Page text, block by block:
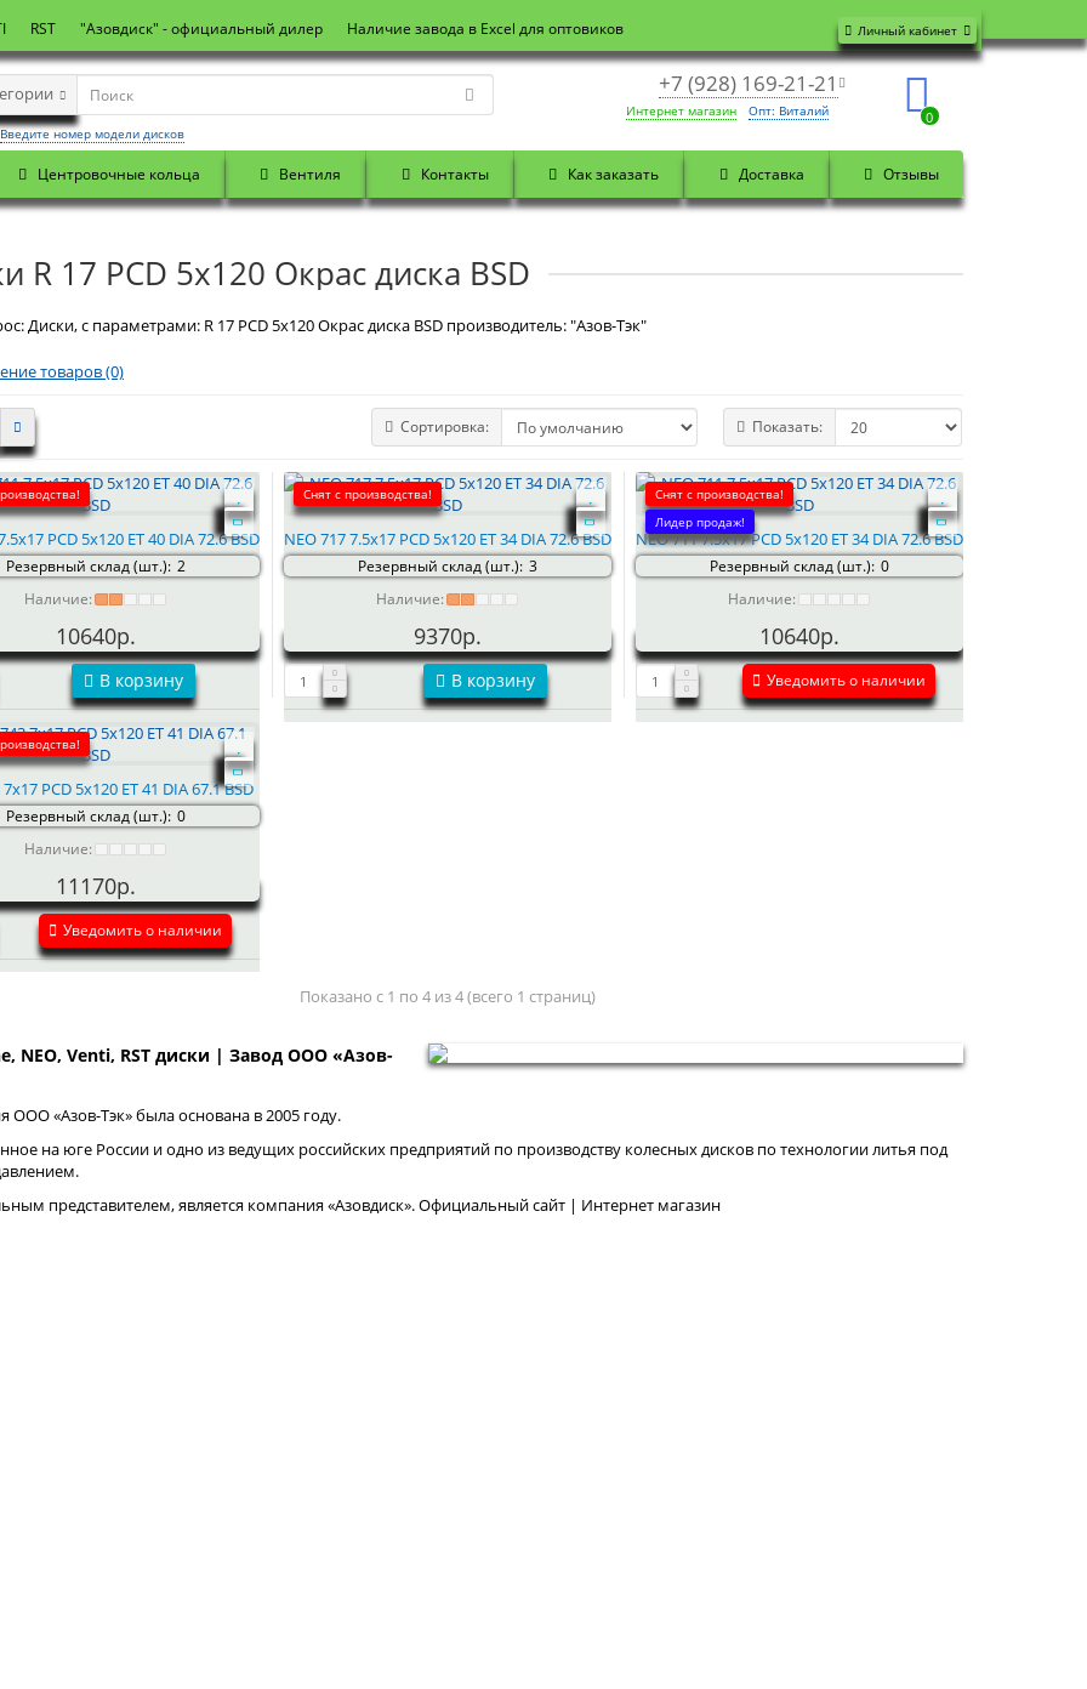
Личный кабинет
RST "Азовдиск" - официальный дилер Наличие завода в Excel для оптовиков
+7 (928) 169-21-21
Интернет магазин Опт: Виталий 0
Введите номер модели дисков
Центровочные кольца Вентиля Контакты Как заказать Доставка Отзывы
R 17 PCD 5x120 Окрас диска BSD
Диски, с параметрами: R 17 PCD 5x120 Окрас диска BSD производитель: "Азов-Тэк"
товаров (0)
Сортировка: Показать:
PCD 5x120 ET 40 DIA 72.6 BSD
Резервный склад (шт.): 2
Наличие:
10640р.
В корзину
Снят с производства!
NEO 717 7.5x17 PCD 5x120 ET 34 DIA 72.6 BSD
Резервный склад (шт.): 3
Наличие:
9370р.
В корзину
Снят с производства!
Лидер продаж!
NEO 711 7.5x17 PCD 5x120 ET 34 DIA 72.6 BSD
Резервный склад (шт.): 0
Наличие:
10640р.
Уведомить о наличии
PCD 5x120 ET 41 DIA 67.1 BSD
Резервный склад (шт.): 0
Наличие:
11170р.
Уведомить о наличии
Показано с 1 по 4 из 4 (всего 1 страниц)
NEO, Venti, RST диски | Завод ООО «Азов-
ООО «Азов-Тэк» была основана в 2005 году.
на юге России и одно из ведущих российских предприятий по производству колесных дисков по технологии литья под
представителем, является компания «Азовдиск». Официальный сайт | Интернет магазин